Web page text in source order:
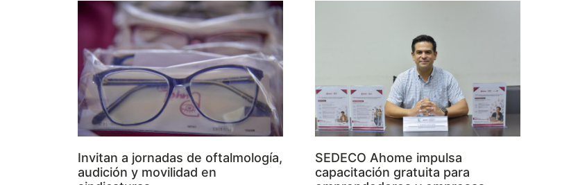
Invitan a jornadas de oftalmología,
audición y movilidad en
SEDECO Ahome impulsa
capacitación gratuita para